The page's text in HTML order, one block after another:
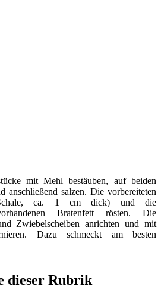
mit Mehl bestäuben, auf beiden
anschließend salzen. Die vorbereiteten
Schale, ca. 1 cm dick) und die
Bratenfett rösten. Die
Zwiebelscheiben anrichten und mit
Dazu schmeckt am besten
dieser Rubrik